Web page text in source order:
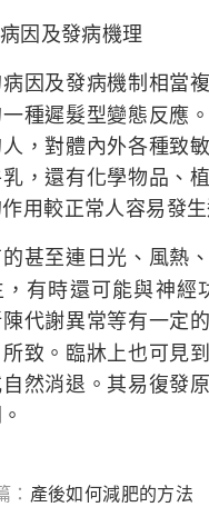
因及發病機理
因及發病機制相當
種遲髮型變態反應
，對體內外各種致
，還有化學物品、
用較正常人容易發
甚至連日光、風熱
，有時還可能與神
代謝異常等有一定
致。臨牀上也可見
然消退。其易復發
： 產後如何減肥的方法